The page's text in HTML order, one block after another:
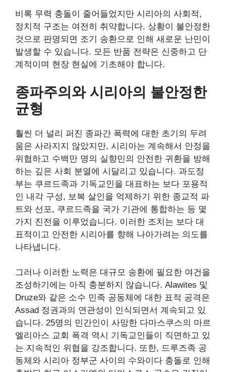
비록 무력 충돌이 줄어들었지만 시리아의 사회적,
정치적 구조는 여전히 취약합니다. 상황이 불안정한
것으로 판명되면 조기 송환으로 인해 새로운 난민이
발생할 수 있습니다. 모든 반품 전략은 신중하고 단
계적이며 현장 현실에 기초해야 합니다.
종파주의와 시리아의 불안정한
균형
훨씬 더 널리 퍼진 종파간 폭력에 대한 초기의 두려
움은 사라지지 않았지만, 시리아는 계속해서 안정을
위협하고 수백만 명의 실향민의 안전한 귀환을 방해
하는 깊은 사회 분열에 시달리고 있습니다. 과도정
부는 쿠르드족과 기독교인을 대표하는 보다 포용적
인 내각 구성, 보복 살인을 억제하기 위한 종교적 파
트와 선포, 쿠르드족을 국가 기관에 통합하는 등 몇
가지 진전을 이루었습니다. 이러한 조치는 보다 대
표적이고 안전한 시리아를 향해 나아가려는 의도를
나타냅니다.
그러나 이러한 노력은 대규모 송환에 필요한 여건을
조성하기에는 아직 충분하지 않습니다. Alawites 및
Druze와 같은 소수 민족 공동체에 대한 표적 공격은
Assad 정권과의 연관성이 인식되면서 계속되고 있
습니다. 25명의 민간인이 사망한 다마스쿠스의 마르
엘리아스 교회 폭격 역시 기독교인들이 직면하고 있
는 지속적인 위협을 강조합니다. 또한, 드루즈족 공
동체와 시리아 정부군 사이의 수와이다 충돌로 인해